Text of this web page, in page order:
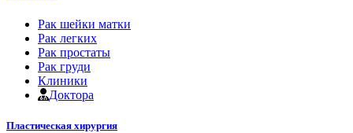
Рак шейки матки
Рак легких
Рак простаты
Рак груди
Клиники
Доктора
Пластическая хирургия